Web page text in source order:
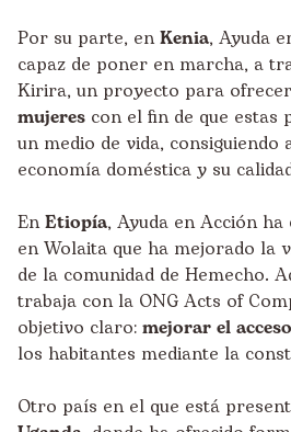
Por su parte, enKenia, Ayuda
capaz de poner en marcha, a
Kirira, un proyecto para ofrecer
mujeres con el fin de que estas
un medio de vida, consiguiendo
economía doméstica y su
EnEtiopía, Ayuda en Acción
en Wolaita que ha mejorado la
de la comunidad de Hemecho.
trabaja con la ONG Acts of
objetivo claro: mejorar el
los habitantes mediante la
Otro país en el que está